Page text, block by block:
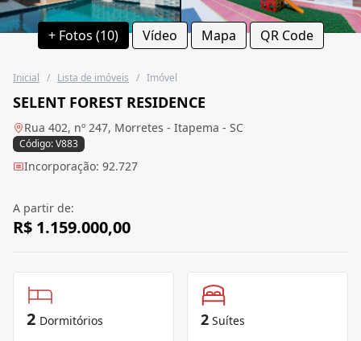
+ Fotos (10) Vídeo Mapa QR Code
Inicial / Lista de imóveis / Imóvel
SELENT FOREST RESIDENCE
Rua 402, nº 247, Morretes - Itapema - SC
Código: V883
Incorporação: 92.727
A partir de:
R$ 1.159.000,00
2 Dormitórios 2 Suítes